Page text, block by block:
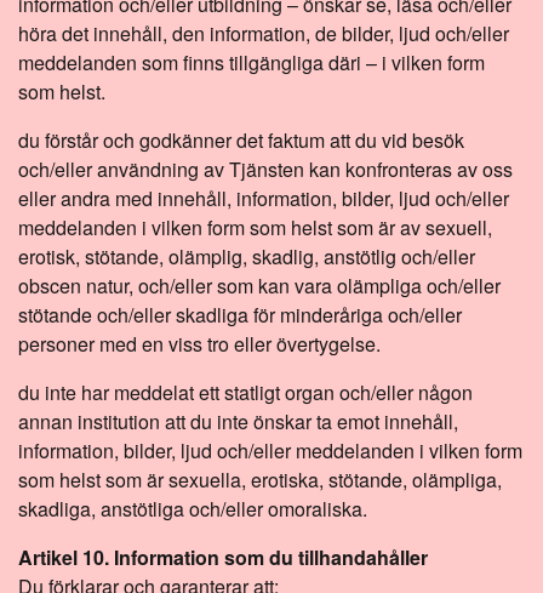
höra det innehåll, den information, de bilder, ljud och/eller
meddelanden som finns tillgängliga däri – i vilken form
som helst.
du förstår och godkänner det faktum att du vid besök
och/eller användning av Tjänsten kan konfronteras av oss
eller andra med innehåll, information, bilder, ljud och/eller
meddelanden i vilken form som helst som är av sexuell,
erotisk, stötande, olämplig, skadlig, anstötlig och/eller
obscen natur, och/eller som kan vara olämpliga och/eller
stötande och/eller skadliga för minderåriga och/eller
personer med en viss tro eller övertygelse.
du inte har meddelat ett statligt organ och/eller någon
annan institution att du inte önskar ta emot innehåll,
information, bilder, ljud och/eller meddelanden i vilken form
som helst som är sexuella, erotiska, stötande, olämpliga,
skadliga, anstötliga och/eller omoraliska.
Artikel 10. Information som du tillhandahåller
Du förklarar och garanterar att: